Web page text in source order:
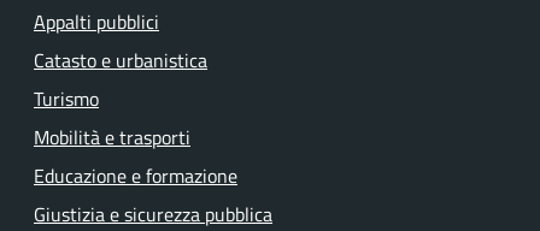
Appalti pubblici
Catasto e urbanistica
Turismo
Mobilità e trasporti
Educazione e formazione
Giustizia e sicurezza pubblica